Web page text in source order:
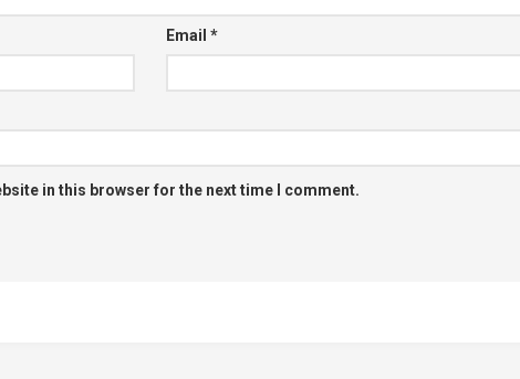
Email *
in this browser for the next time I comment.